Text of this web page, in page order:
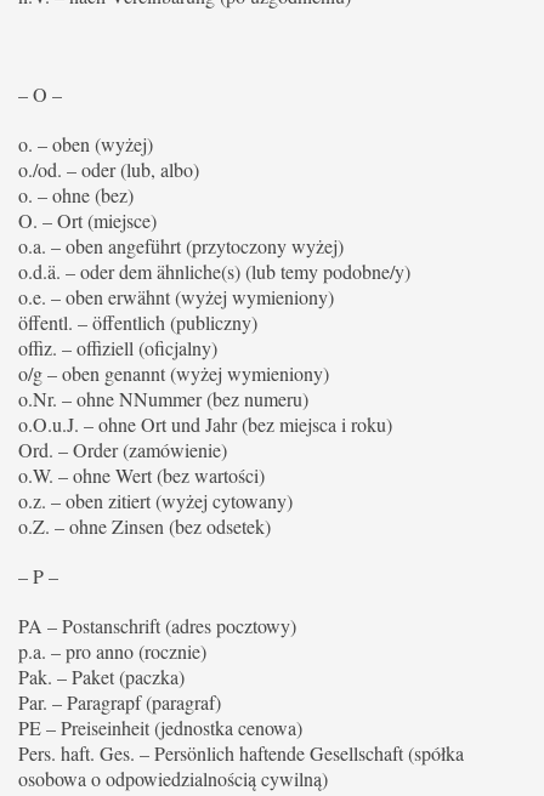
– O –
o. – oben (wyżej)
o./od. – oder (lub, albo)
o. – ohne (bez)
O. – Ort (miejsce)
o.a. – oben angeführt (przytoczony wyżej)
o.d.ä. – oder dem ähnliche(s) (lub temy podobne/y)
o.e. – oben erwähnt (wyżej wymieniony)
öffentl. – öffentlich (publiczny)
offiz. – offiziell (oficjalny)
o/g – oben genannt (wyżej wymieniony)
o.Nr. – ohne NNummer (bez numeru)
o.O.u.J. – ohne Ort und Jahr (bez miejsca i roku)
Ord. – Order (zamówienie)
o.W. – ohne Wert (bez wartości)
o.z. – oben zitiert (wyżej cytowany)
o.Z. – ohne Zinsen (bez odsetek)
– P –
PA – Postanschrift (adres pocztowy)
p.a. – pro anno (rocznie)
Pak. – Paket (paczka)
Par. – Paragrapf (paragraf)
PE – Preiseinheit (jednostka cenowa)
Pers. haft. Ges. – Persönlich haftende Gesellschaft (spółka
osobowa o odpowiedzialnością cywilną)